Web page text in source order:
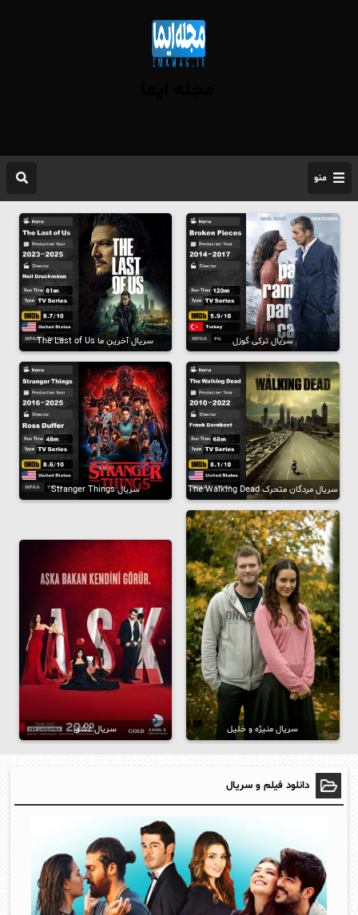
منو
سریال ترکی گوزل سریال آخرینِ ما The Last of Us
سریال مردگان متحرک The Walking Dead سریال Stranger Things
سریال منیژه و خلیل سریال عشق
دانلود فیلم و سریال